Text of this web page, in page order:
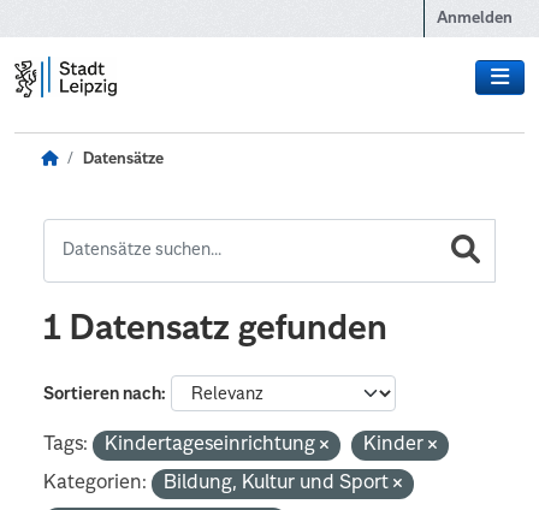
Anmelden
Datensätze
1 Datensatz gefunden
Sortieren nach
Tags: Kindertageseinrichtung
Kinder
Kategorien:
Bildung, Kultur und Sport